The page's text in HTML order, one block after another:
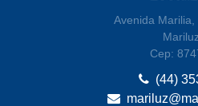
Avenida
Cep:
(44)